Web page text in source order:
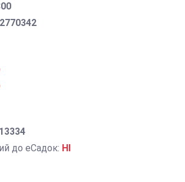
13334
до еСадок: НІ